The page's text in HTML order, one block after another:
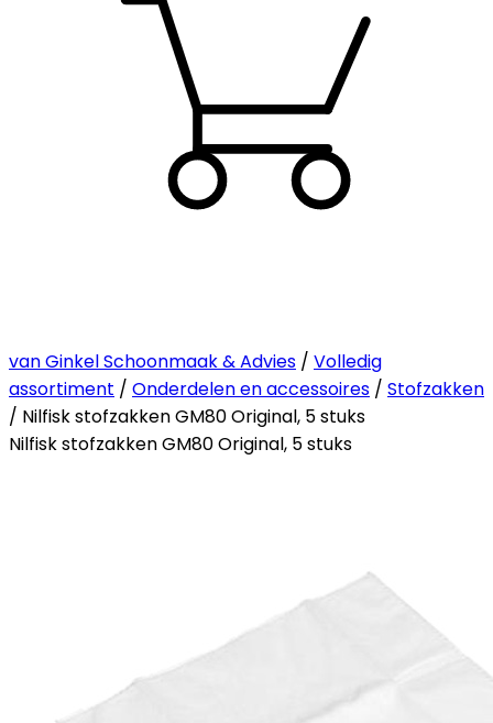
van Ginkel Schoonmaak & Advies / Volledig
assortiment / Onderdelen en accessoires / Stofzakken
/ Nilfisk stofzakken GM80 Original, 5 stuks
Nilfisk stofzakken GM80 Original, 5 stuks